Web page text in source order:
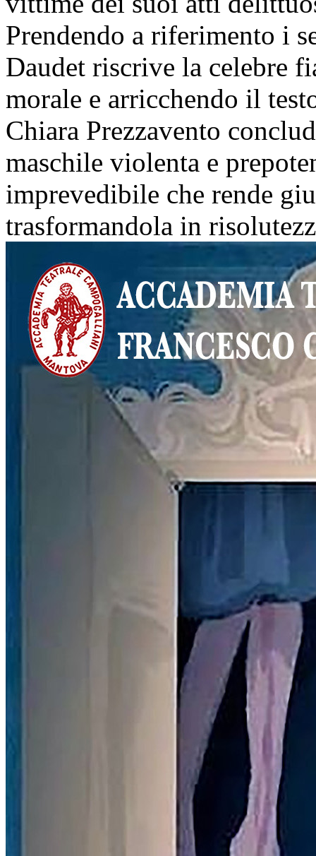
Prendendo a riferimento i
Daudet riscrive la celebre
morale e arricchendo il
Chiara Prezzavento
maschile violenta e
imprevedibile che rende
trasformandola in